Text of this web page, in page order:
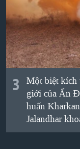
3
Một biệt kích
giới của Ấn
huấn
Jalandhar